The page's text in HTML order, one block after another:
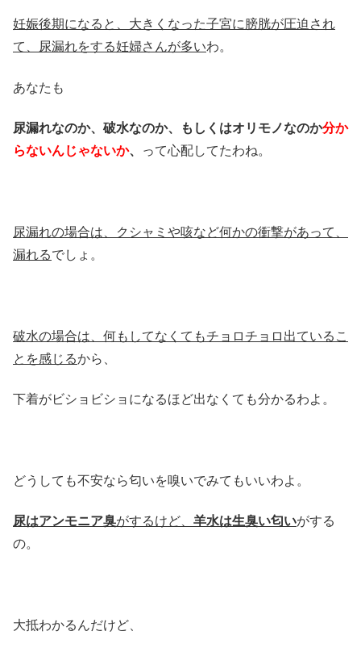
妊娠後期になると、大きくなった子宮に膀胱が圧迫され
て、尿漏れをする妊婦さんが多いわ。
あなたも
尿漏れなのか、破水なのか、もしくはオリモノなのか分か
らないんじゃないか、 って心配してたわね。
尿漏れの場合は、クシャミや咳など何かの衝撃があって、
漏れるでしょ。
破水の場合は、何もしてなくてもチョロチョロ出ているこ
とを感じるから、
下着がビショビショになるほど出なくても分かるわよ。
どうしても不安なら匂いを嗅いでみてもいいわよ。
尿はアンモニア臭がするけど、 羊水は生臭い匂いがする
の。
大抵わかるんだけど、